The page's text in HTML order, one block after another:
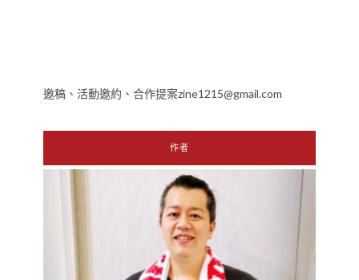
邀稿、活動邀約、合作提案zine1215@gmail.com
作者